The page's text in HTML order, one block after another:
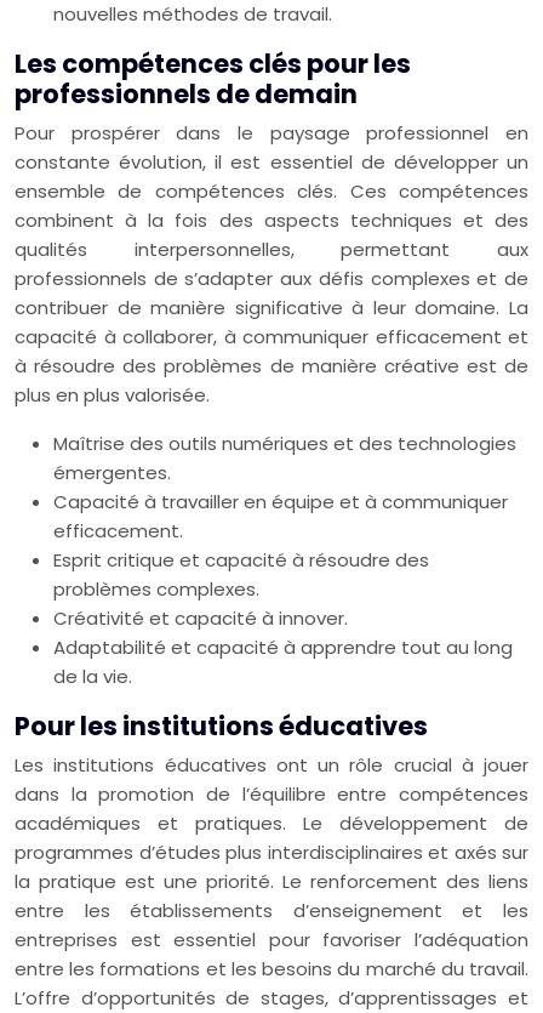
nouvelles méthodes de travail.
Les compétences clés pour les
professionnels de demain
Pour prospérer dans le paysage professionnel en
constante évolution, il est essentiel de développer un
ensemble de compétences clés. Ces compétences
combinent à la fois des aspects techniques et des
qualités interpersonnelles, permettant aux
professionnels de s’adapter aux défis complexes et de
contribuer de manière significative à leur domaine. La
capacité à collaborer, à communiquer efficacement et
à résoudre des problèmes de manière créative est de
plus en plus valorisée.
Maîtrise des outils numériques et des technologies
émergentes.
Capacité à travailler en équipe et à communiquer
efficacement.
Esprit critique et capacité à résoudre des
problèmes complexes.
Créativité et capacité à innover.
Adaptabilité et capacité à apprendre tout au long
de la vie.
Pour les institutions éducatives
Les institutions éducatives ont un rôle crucial à jouer
dans la promotion de l’équilibre entre compétences
académiques et pratiques. Le développement de
programmes d’études plus interdisciplinaires et axés sur
la pratique est une priorité. Le renforcement des liens
entre les établissements d’enseignement et les
entreprises est essentiel pour favoriser l’adéquation
entre les formations et les besoins du marché du travail.
L’offre d’opportunités de stages, d’apprentissages et